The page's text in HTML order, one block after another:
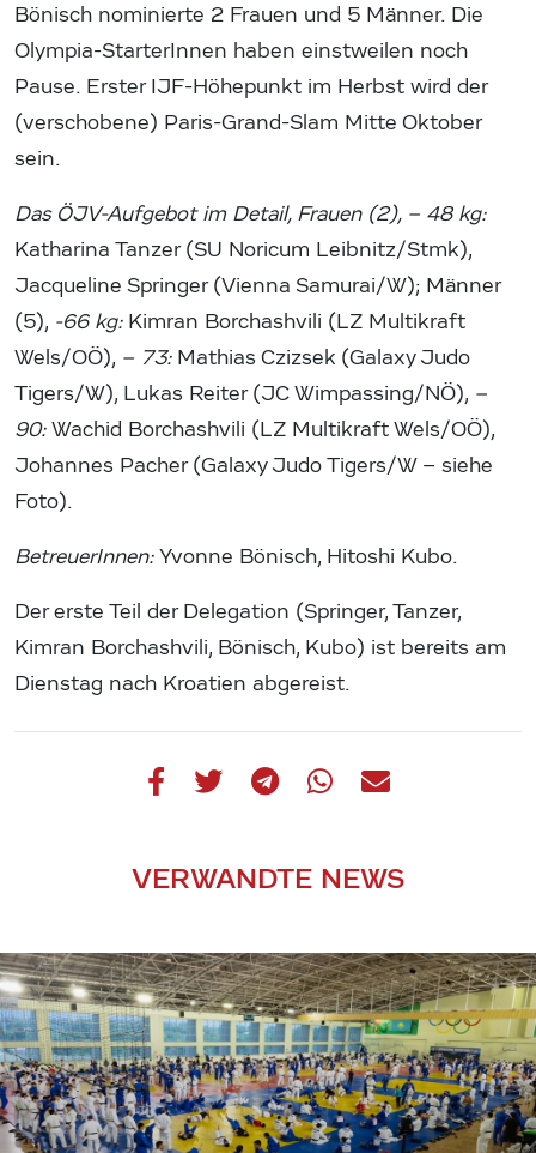
Bönisch nominierte 2 Frauen und 5 Männer. Die
Olympia-StarterInnen haben einstweilen noch
Pause. Erster IJF-Höhepunkt im Herbst wird der
(verschobene) Paris-Grand-Slam Mitte Oktober
sein.
Das ÖJV-Aufgebot im Detail, Frauen (2), – 48 kg:
Katharina Tanzer (SU Noricum Leibnitz/Stmk),
Jacqueline Springer (Vienna Samurai/W); Männer
(5), -66 kg: Kimran Borchashvili (LZ Multikraft
Wels/OÖ), – 73: Mathias Czizsek (Galaxy Judo
Tigers/W), Lukas Reiter (JC Wimpassing/NÖ), –
90:Wachid Borchashvili (LZ Multikraft Wels/OÖ),
Johannes Pacher (Galaxy Judo Tigers/W – siehe
Foto).
BetreuerInnen:Yvonne Bönisch, Hitoshi Kubo.
Der erste Teil der Delegation (Springer, Tanzer,
Kimran Borchashvili, Bönisch, Kubo) ist bereits am
Dienstag nach Kroatien abgereist.
VERWANDTE NEWS